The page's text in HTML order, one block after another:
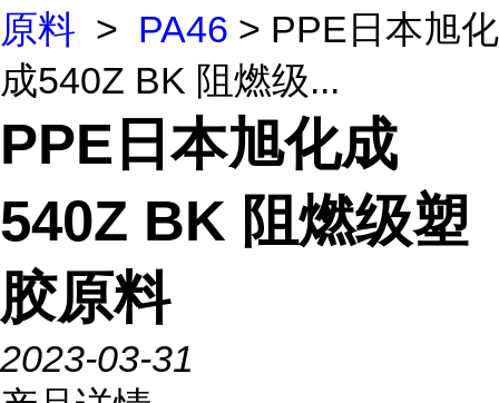
原料 > PA46 > PPE日本旭化
成540Z BK 阻燃级...
PPE日本旭化成
540Z BK 阻燃级塑
胶原料
2023-03-31